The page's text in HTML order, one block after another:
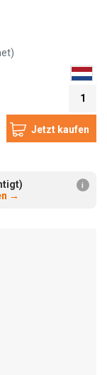
1
→
i